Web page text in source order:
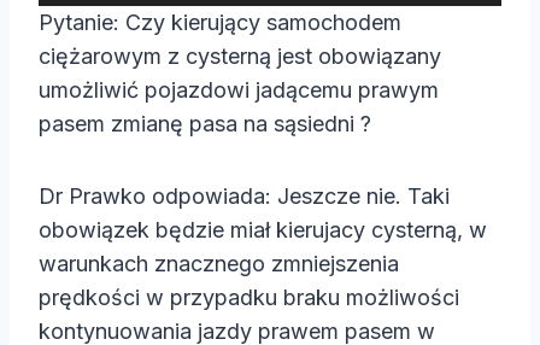
c
z
v
i
e
o
Pytanie: Czy kierujący samochodem
ciężarowym z cysterną jest obowiązany
umożliwić pojazdowi jadącemu prawym
pasem zmianę pasa na sąsiedni ?
Dr Prawko odpowiada: Jeszcze nie. Taki
obowiązek będzie miał kierujacy cysterną, w
warunkach znacznego zmniejszenia
prędkości w przypadku braku możliwości
kontynuowania jazdy prawem pasem w